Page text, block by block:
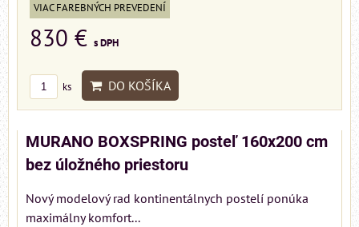
VIAC FAREBNÝCH PREVEDENÍ
830 € s DPH
ks DO KOŠÍKA
MURANO BOXSPRING posteľ 160x200 cm
bez úložného priestoru
Nový modelový rad kontinentálnych postelí ponúka
maximálny komfort...